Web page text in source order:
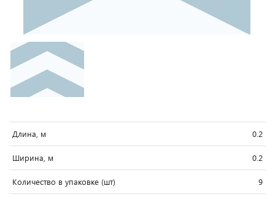
Длина, м 0.2
Ширина, м 0.2
Количество в упаковке (шт) 9